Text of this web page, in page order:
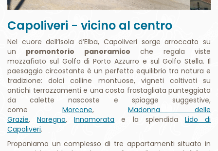
Capoliveri - vicino al centro
Nel cuore dell’Isola d’Elba, Capoliveri sorge arroccato su
unpromontorio panoramicoche regala viste
mozzafiato sul Golfo di Porto Azzurro e sul Golfo Stella. Il
paesaggio circostante è un perfetto equilibrio tra natura e
tradizione: dolci colline montuose, vigneti coltivati su
antichi terrazzamenti e una costa frastagliata punteggiata
da calette nascoste e spiagge suggestive,
comeMorcone,
Madonna delle
Grazie,Naregno
Capoliveri.